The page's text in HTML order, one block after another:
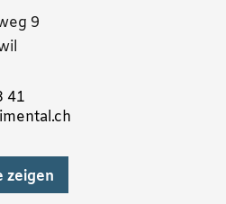
9
41
zeigen